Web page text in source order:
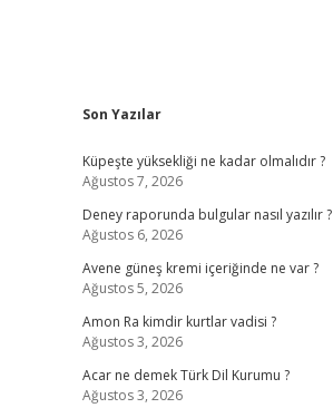
Sidebar
Son Yazılar
Küpeşte yüksekliği ne kadar olmalıdır ?
Ağustos 7, 2026
Deney raporunda bulgular nasıl yazılır ?
Ağustos 6, 2026
Avene güneş kremi içeriğinde ne var ?
Ağustos 5, 2026
Amon Ra kimdir kurtlar vadisi ?
Ağustos 3, 2026
Acar ne demek Türk Dil Kurumu ?
Ağustos 3, 2026